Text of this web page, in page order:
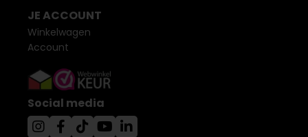
JE ACCOUNT
Winkelwagen
Account
Social media